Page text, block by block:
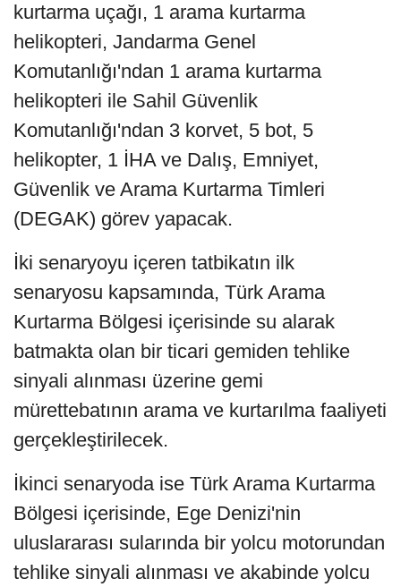
kurtarma uçağı, 1 arama kurtarma
helikopteri, Jandarma Genel
Komutanlığı'ndan 1 arama kurtarma
helikopteri ile Sahil Güvenlik
Komutanlığı'ndan 3 korvet, 5 bot, 5
helikopter, 1 İHA ve Dalış, Emniyet,
Güvenlik ve Arama Kurtarma Timleri
(DEGAK) görev yapacak.
İki senaryoyu içeren tatbikatın ilk
senaryosu kapsamında, Türk Arama
Kurtarma Bölgesi içerisinde su alarak
batmakta olan bir ticari gemiden tehlike
sinyali alınması üzerine gemi
mürettebatının arama ve kurtarılma faaliyeti
gerçekleştirilecek.
İkinci senaryoda ise Türk Arama Kurtarma
Bölgesi içerisinde, Ege Denizi'nin
uluslararası sularında bir yolcu motorundan
tehlike sinyali alınması ve akabinde yolcu